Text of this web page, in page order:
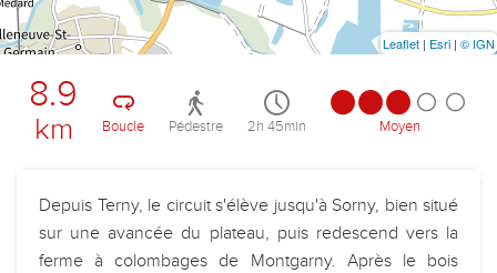
8.9
km Boucle Pédestre 2h 45min Moyen
Depuis Terny, le circuit s'élève jusqu'à Sorny, bien situé
sur une avancée du plateau, puis redescend vers la
ferme à colombages de Montgarny. Après le bois
Leaflet | Esri | © IGN